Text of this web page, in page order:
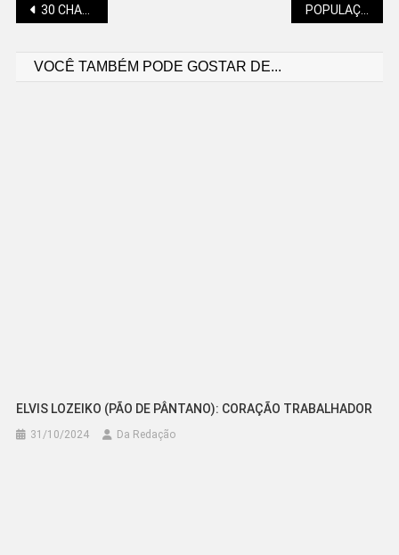
Navegação
30 CHAMADOS ATENDIDOS PELA DEFESA CIVIL MUNICIPAL POPULAÇÃO DEVE ECONOMIZAR ÁGUA, REFORÇA SAMAE
VOCÊ TAMBÉM PODE GOSTAR DE...
ELVIS LOZEIKO (PÃO DE PÂNTANO): CORAÇÃO TRABALHADOR
31/10/2024 Da Redação